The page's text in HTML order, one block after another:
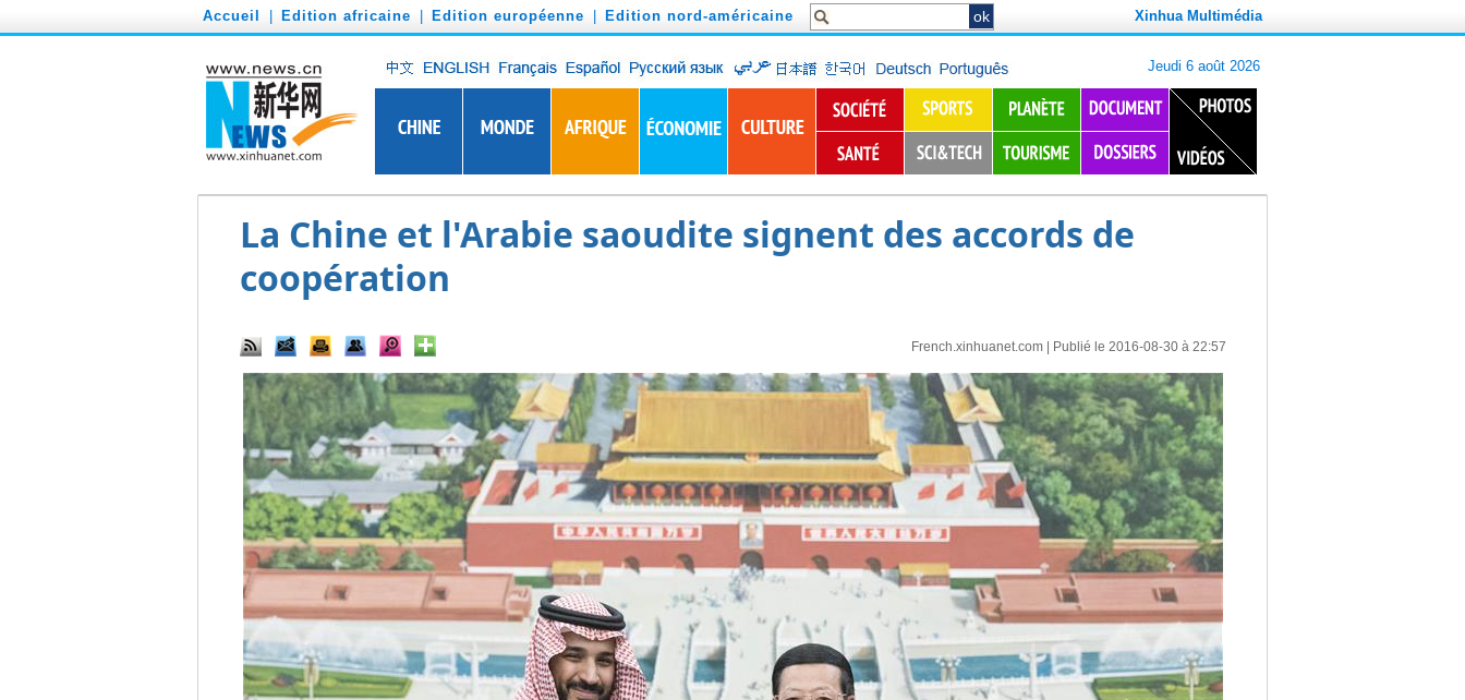
Accueil Edition africaine Edition européenne Edition nord-américaine Xinhua Multimédia
La Chine et l'Arabie saoudite signent des accords de
coopération
French.xinhuanet.com| Publié le 2016-08-30 à 22:57